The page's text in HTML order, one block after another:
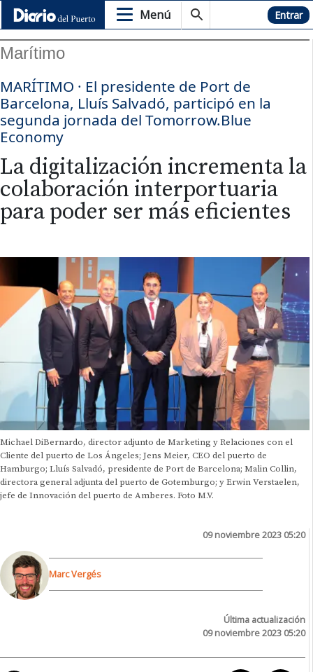
Menú Hemeroteca Entrar
Marítimo
MARÍTIMO · El presidente de Port de
Barcelona, Lluís Salvadó, participó en la
segunda jornada del Tomorrow.Blue
Economy
La digitalización incrementa la
colaboración interportuaria
para poder ser más eficientes
Michael DiBernardo, director adjunto de Marketing y Relaciones con el
Cliente del puerto de Los Ángeles; Jens Meier, CEO del puerto de
Hamburgo; Lluís Salvadó, presidente de Port de Barcelona; Malin Collin,
directora general adjunta del puerto de Gotemburgo; y Erwin Verstaelen,
jefe de Innovación del puerto de Amberes. Foto M.V.
09 noviembre 2023 05:20
Marc Vergés
Última actualización
09 noviembre 2023 05:20